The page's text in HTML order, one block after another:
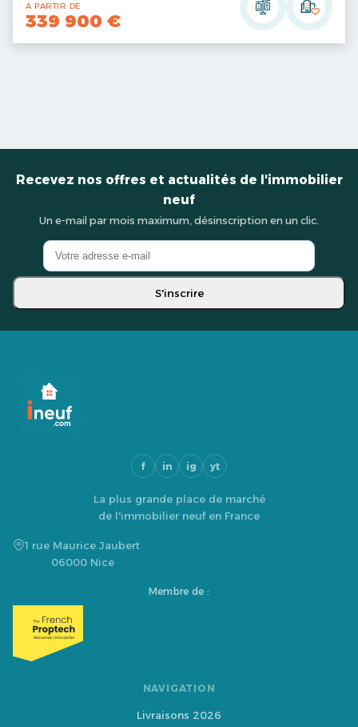
A PARTIR DE
339 900 €
Recevez nos offres et actualités de l'immobilier
neuf
Un e-mail par mois maximum, désinscription en un clic.
S'inscrire
f in ig yt
La plus grande place de marché
de l'immobilier neuf en France
1 rue Maurice Jaubert
06000 Nice
Membre de :
NAVIGATION
Livraisons 2026